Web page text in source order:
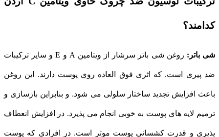
کدامند؟
شی باتر: روغن شی باتر سرشار از ویتامین A و E و سایر ترکیبات
ضد پیری است. که اثری فوق العاده روی پوست دارند. این روغن
باعث افزایش تجدید ساختار سلولی می شود. و بنابراین بازسازی و
ترمیم لایه های پوست به خوبی انجام می پذیرد. در افزایش انعطاف
پذیری و قدرت کشسانی پوست موثر است. در افرادی که پوست